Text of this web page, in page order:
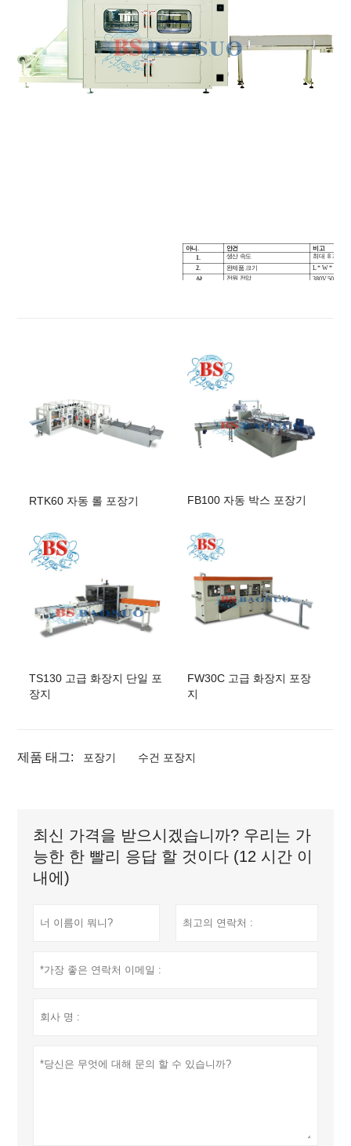
아니. 안건 비고
1. 생산 속도 최대 8 개 로
2. 완제품 크기 L * W * H :
삼. 전원 전압
380V 50HZ
RTK60 자동 롤 포장기 FB100 자동 박스 포장기
TS130 고급 화장지 단일 포
장지
FW30C 고급 화장지 포장
지
제품 태그: 포장기 수건 포장지
최신 가격을 받으시겠습니까? 우리는 가
능한 한 빨리 응답 할 것이다 (12 시간 이
내에)